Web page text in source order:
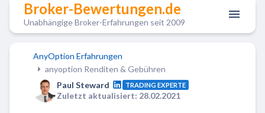
Broker-Bewertungen.de
Unabhängige Broker-Erfahrungen seit 2009
AnyOption Erfahrungen
anyoption Renditen & Gebühren
Paul Steward
TRADING EXPERTE
Zuletzt aktualisiert: 28.02.2021